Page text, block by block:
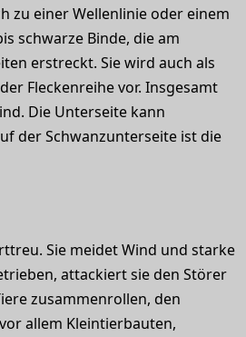
zu einer Wellenlinie oder einem
schwarze Binde, die am
erstreckt. Sie wird auch als
Fleckenreihe vor. Insgesamt
Die Unterseite kann
der Schwanzunterseite ist die
Sie meidet Wind und starke
attackiert sie den Störer
zusammenrollen, den
allem Kleintierbauten,